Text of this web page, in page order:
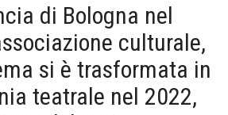
di Bologna nel
culturale,
si è trasformata in
teatrale nel 2022,